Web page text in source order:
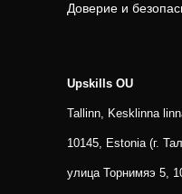
Доверие и
Upskills OU
Tallinn, Kesklinna
10145, Estonia (г.
улица Торнимяэ 5,